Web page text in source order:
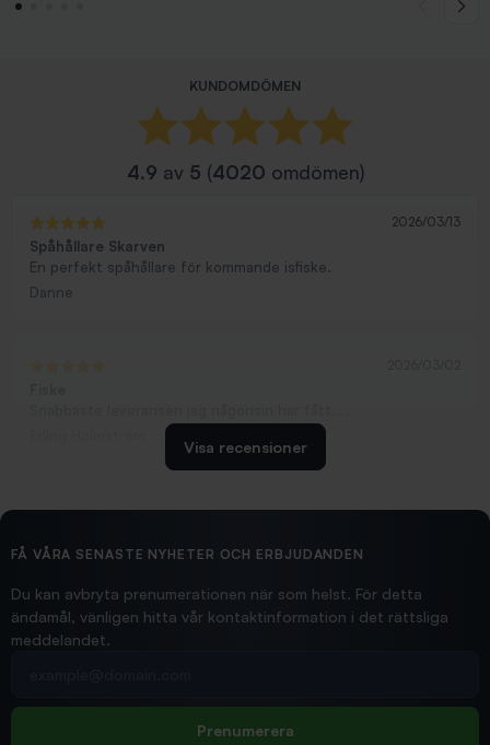
KUNDOMDÖMEN
4.9 av 5 (4020 omdömen)
2026/03/13
Spåhållare Skarven
En perfekt spåhållare för kommande isfiske.
Danne
2026/02/19
Hittade exakt vad jag behövde. Snabb och bra...
Visa recensioner
FÅ VÅRA SENASTE NYHETER OCH ERBJUDANDEN
Du kan avbryta prenumerationen när som helst. För detta
ändamål, vänligen hitta vår kontaktinformation i det rättsliga
meddelandet.
Prenumerera